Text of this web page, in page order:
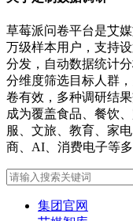
草莓派问卷平台是艾
万级样本用户，支持
分发，自动数据统计
分维度筛选目标人群
卷有效，多种调研结
成为覆盖食品、餐饮
服、文旅、教育、家
商、AI、消费电子等
集团官网